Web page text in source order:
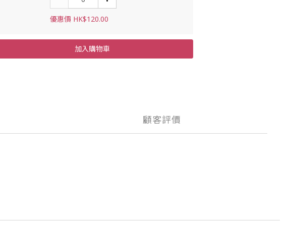
優惠價 HK$120.00
加入購物車
顧客評價